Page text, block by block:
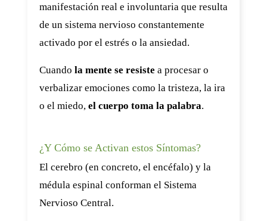
manifestación real e involuntaria que resulta
de un sistema nervioso constantemente
activado por el estrés o la ansiedad.
Cuando la mente se resiste a procesar o
verbalizar emociones como la tristeza, la ira
o el miedo, el cuerpo toma la palabra.
¿Y Cómo se Activan estos Síntomas?
El cerebro (en concreto, el encéfalo) y la
médula espinal conforman el Sistema
Nervioso Central.